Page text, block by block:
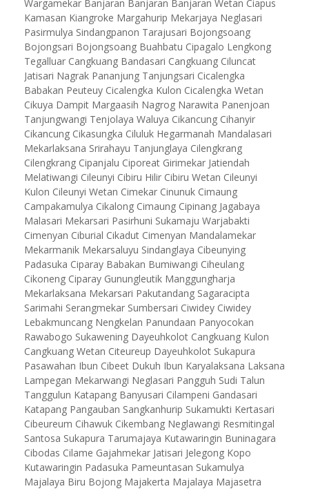
Wargamekar Banjaran Banjaran Banjaran Wetan Ciapus
Kamasan Kiangroke Margahurip Mekarjaya Neglasari
Pasirmulya Sindangpanon Tarajusari Bojongsoang
Bojongsari Bojongsoang Buahbatu Cipagalo Lengkong
Tegalluar Cangkuang Bandasari Cangkuang Ciluncat
Jatisari Nagrak Pananjung Tanjungsari Cicalengka
Babakan Peuteuy Cicalengka Kulon Cicalengka Wetan
Cikuya Dampit Margaasih Nagrog Narawita Panenjoan
Tanjungwangi Tenjolaya Waluya Cikancung Cihanyir
Cikancung Cikasungka Ciluluk Hegarmanah Mandalasari
Mekarlaksana Srirahayu Tanjunglaya Cilengkrang
Cilengkrang Cipanjalu Ciporeat Girimekar Jatiendah
Melatiwangi Cileunyi Cibiru Hilir Cibiru Wetan Cileunyi
Kulon Cileunyi Wetan Cimekar Cinunuk Cimaung
Campakamulya Cikalong Cimaung Cipinang Jagabaya
Malasari Mekarsari Pasirhuni Sukamaju Warjabakti
Cimenyan Ciburial Cikadut Cimenyan Mandalamekar
Mekarmanik Mekarsaluyu Sindanglaya Cibeunying
Padasuka Ciparay Babakan Bumiwangi Ciheulang
Cikoneng Ciparay Gunungleutik Manggungharja
Mekarlaksana Mekarsari Pakutandang Sagaracipta
Sarimahi Serangmekar Sumbersari Ciwidey Ciwidey
Lebakmuncang Nengkelan Panundaan Panyocokan
Rawabogo Sukawening Dayeuhkolot Cangkuang Kulon
Cangkuang Wetan Citeureup Dayeuhkolot Sukapura
Pasawahan Ibun Cibeet Dukuh Ibun Karyalaksana Laksana
Lampegan Mekarwangi Neglasari Pangguh Sudi Talun
Tanggulun Katapang Banyusari Cilampeni Gandasari
Katapang Pangauban Sangkanhurip Sukamukti Kertasari
Cibeureum Cihawuk Cikembang Neglawangi Resmitingal
Santosa Sukapura Tarumajaya Kutawaringin Buninagara
Cibodas Cilame Gajahmekar Jatisari Jelegong Kopo
Kutawaringin Padasuka Pameuntasan Sukamulya
Majalaya Biru Bojong Majakerta Majalaya Majasetra